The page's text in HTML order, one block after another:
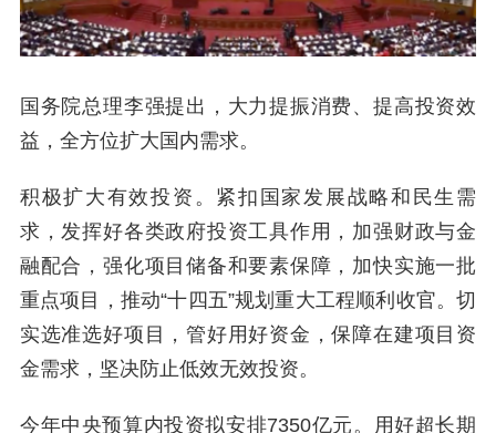
国务院总理李强提出，大力提振消费、提高投资效
益，全方位扩大国内需求。
积极扩大有效投资。紧扣国家发展战略和民生需
求，发挥好各类政府投资工具作用，加强财政与金
融配合，强化项目储备和要素保障，加快实施一批
重点项目，推动“十四五”规划重大工程顺利收官。切
实选准选好项目，管好用好资金，保障在建项目资
金需求，坚决防止低效无效投资。
今年中央预算内投资拟安排7350亿元。用好超长期